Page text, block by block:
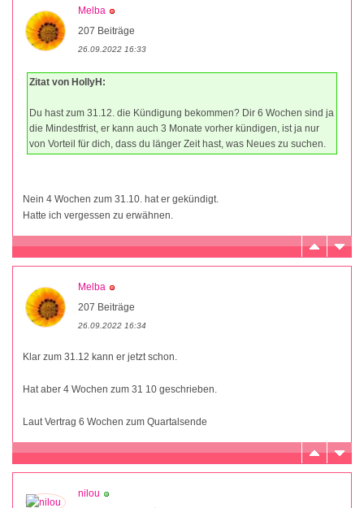
Melba
207 Beiträge
26.09.2022 16:33
Zitat von HollyH:
Du hast zum 31.12. die Kündigung bekommen? Dir 6 Wochen sind ja
die Mindestfrist, er kann auch 3 Monate vorher kündigen, ist ja nur
von Vorteil für dich, dass du länger Zeit hast, was Neues zu suchen.
Nein 4 Wochen zum 31.10. hat er gekündigt.
Hatte ich vergessen zu erwähnen.
Melba
207 Beiträge
26.09.2022 16:34
Klar zum 31.12 kann er jetzt schon.
Hat aber 4 Wochen zum 31 10 geschrieben.
Laut Vertrag 6 Wochen zum Quartalsende
nilou